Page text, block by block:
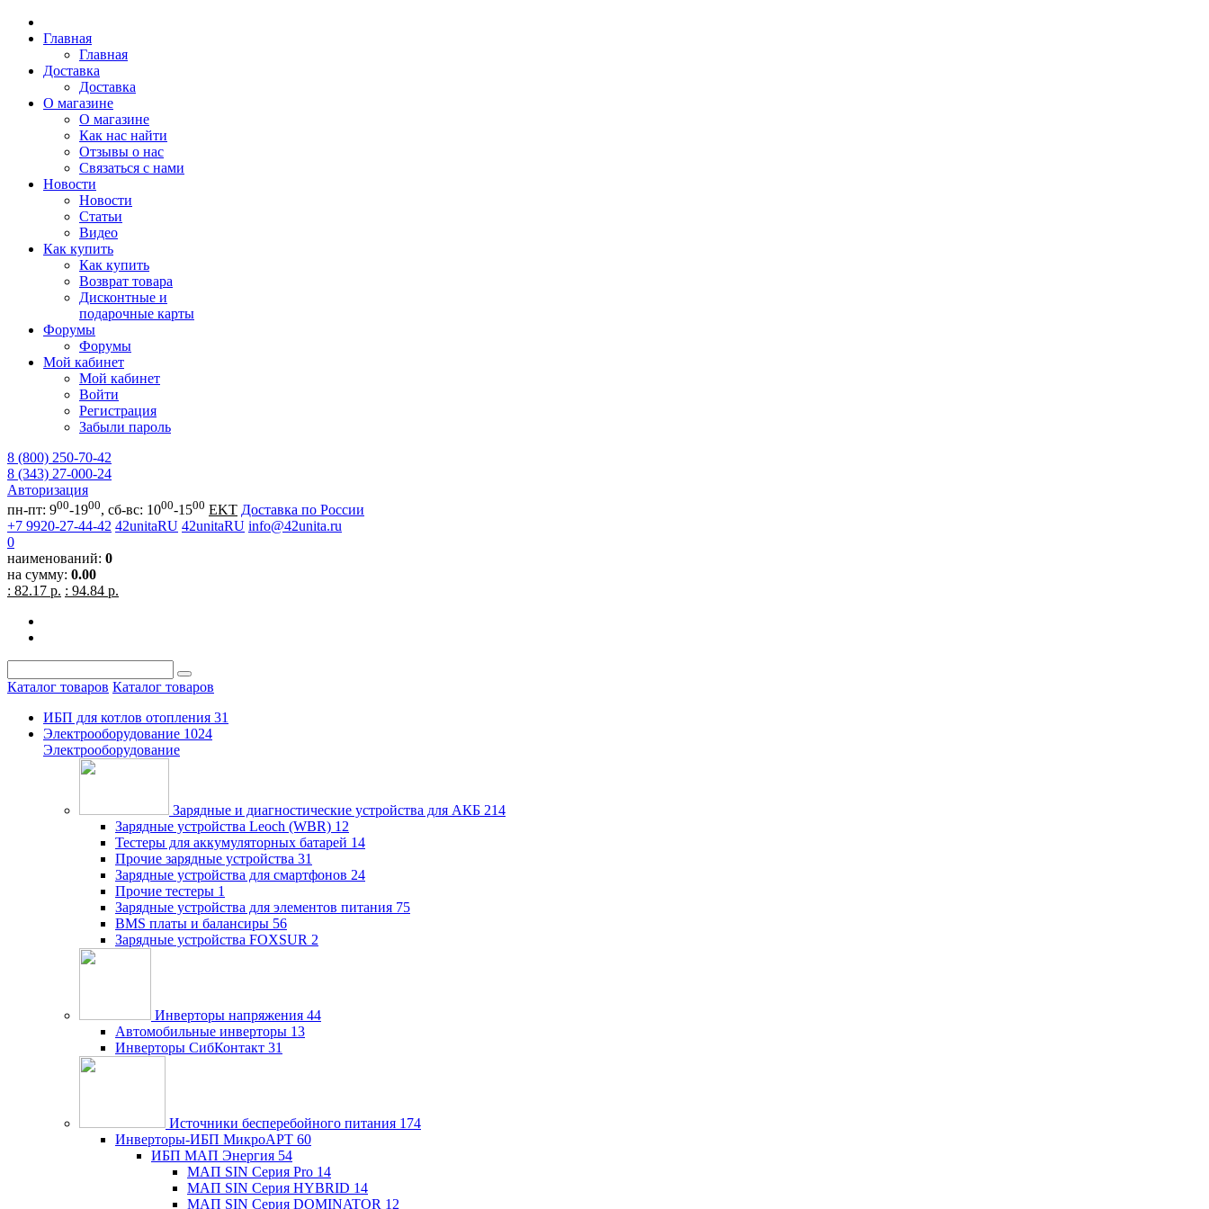
Главная
Главная
Доставка
Доставка
О магазине
О магазине
Как нас найти
Отзывы о нас
Связаться с нами
Новости
Новости
Статьи
Видео
Как купить
Как купить
Возврат товара
Дисконтные и
подарочные карты
Форумы
Форумы
Мой кабинет
Мой кабинет
Войти
Регистрация
Забыли пароль
8 (800) 250-70-42
8 (343) 27-000-24
Авторизация
пн-пт: 900-1900, сб-вс: 1000-1500 EKT Доставка по России
+7 9920-27-44-42 42unitaRU 42unitaRU info@42unita.ru
0
наименований: 0
на сумму: 0.00
: 82.17 р. : 94.84 р.
Каталог товаров Каталог товаров
ИБП для котлов отопления 31
Электрооборудование 1024
Электрооборудование
Зарядные и диагностические устройства для АКБ 214
Зарядные устройства Leoch (WBR) 12
Тестеры для аккумуляторных батарей 14
Прочие зарядные устройства 31
Зарядные устройства для смартфонов 24
Прочие тестеры 1
Зарядные устройства для элементов питания 75
BMS платы и балансиры 56
Зарядные устройства FOXSUR 2
Инверторы напряжения 44
Автомобильные инверторы 13
Инверторы СибКонтакт 31
Источники бесперебойного питания 174
Инверторы-ИБП МикроАРТ 60
ИБП МАП Энергия 54
МАП SIN Серия Pro 14
МАП SIN Серия HYBRID 14
МАП SIN Серия DOMINATOR 12